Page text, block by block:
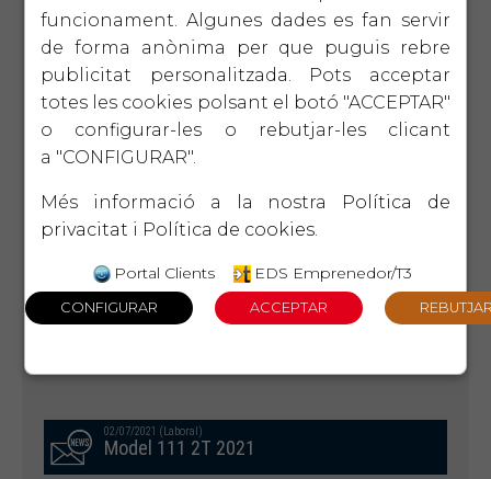
10/11/2021 (Laboral)
Comprovació de dades model 145 -
2021
30/09/2021 (Laboral)
Model 111 3T 2021
15/09/2021 (Laboral)
Treballadors autònoms - Canvi de
02/07/2021 (Laboral)
Model 111 2T 2021
funcionament. Algunes dades es fan servir
de forma anònima per que puguis rebre
publicitat personalitzada. Pots acceptar
totes les cookies polsant el botó "ACCEPTAR"
o configurar-les o rebutjar-les clicant
a "CONFIGURAR".
Més informació a la nostra
Política de
privacitat i Política de cookies.
Portal Clients EDS Emprenedor/T3